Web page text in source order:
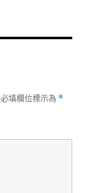
必填欄位標示為 *